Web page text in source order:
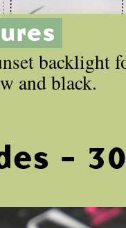
backlight
and black.
-